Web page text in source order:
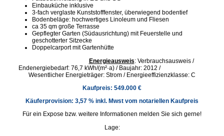
Einbauküche inklusive
3-fach verglaste Kunststofffenster, überwiegend bodentief
Bodenbeläge: hochwertiges Linoleum und Fliesen
ca 35 qm große Terrasse
Gepflegter Garten (Südausrichtung) mit Feuerstelle und
geschotterter Sitzecke
Doppelcarport mit Gartenhütte
Energieausweis: Verbrauchsausweis /
Endenergiebedarf: 76,7 kWh/(m²·a) / Baujahr: 2012 /
Wesentlicher Energieträger: Strom / Energieeffizienzklasse: C
Kaufpreis: 549.000 €
Käuferprovision: 3,57 % inkl. Mwst vom notariellen Kaufpreis
Für ein Expose bzw. weitere Informationen melden Sie sich gerne!
Lage: